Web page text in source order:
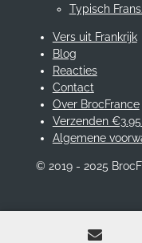
Typisch
Vers uit Frankrijk
Blog
Reacties
Contact
Over BrocFrance
Verzenden
Algemene
© 2019 - 2025